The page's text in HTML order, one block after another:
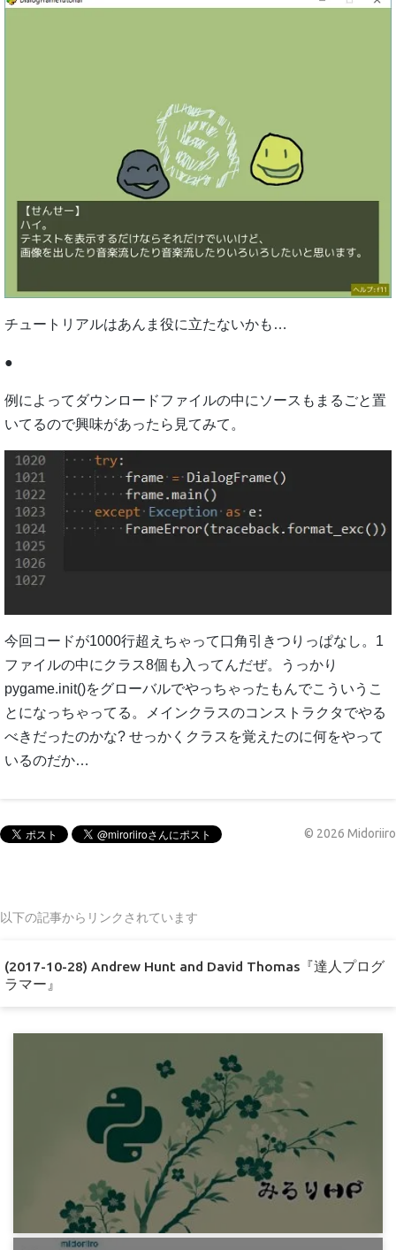
チュートリアルはあんま役に立たないかも…
●
例によってダウンロードファイルの中にソースもまるごと置
いてるので興味があったら見てみて。
今回コードが1000行超えちゃって口角引きつりっぱなし。1
ファイルの中にクラス8個も入ってんだぜ。うっかり
pygame.init()をグローバルでやっちゃったもんでこういうこ
とになっちゃってる。メインクラスのコンストラクタでやる
べきだったのかな? せっかくクラスを覚えたのに何をやって
いるのだか…
© 2026 Midoriiro
以下の記事からリンクされています
(2017-10-28) Andrew Hunt and David Thomas『達人プログ
ラマー』